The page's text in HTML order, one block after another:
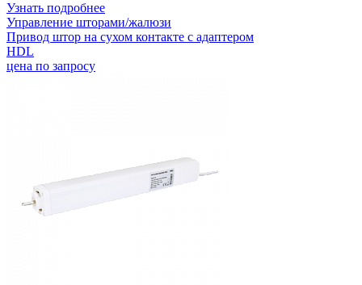
Узнать подробнее
Управление шторами/жалюзи
Привод штор на сухом контакте с адаптером
HDL
цена по запросу